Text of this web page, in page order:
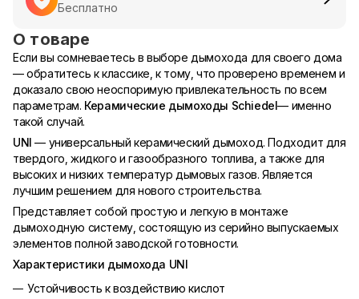
Бесплатно
О товаре
Если вы сомневаетесь в выборе дымохода для своего дома
— обратитесь к классике, к тому, что проверено временем и
доказало свою неоспоримую привлекательность по всем
параметрам. Керамические дымоходы Schiedel— именно
такой случай.
UNI — универсальный керамический дымоход. Подходит для
твердого, жидкого и газообразного топлива, а также для
высоких и низких температур дымовых газов. Является
лучшим решением для нового строительства.
Представляет собой простую и легкую в монтаже
дымоходную систему, состоящую из серийно выпускаемых
элементов полной заводской готовности.
Характеристики дымохода UNI
Устойчивость к воздействию кислот